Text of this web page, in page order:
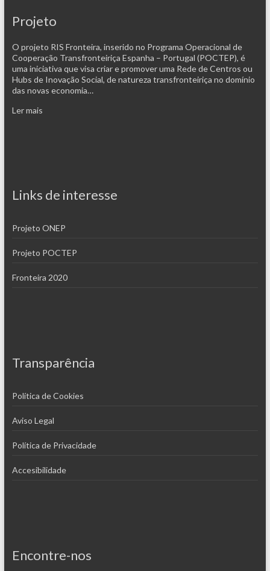
Projeto
O projeto RIS Fronteira, inserido no Programa Operacional de
Cooperação Transfronteiriça Espanha – Portugal (POCTEP), é
uma iniciativa que visa criar e promover uma Rede de Centros ou
Hubs de Inovação Social, de natureza transfronteiriça no domínio
das novas economia…
Ler mais
Links de interesse
Projeto ONEP
Projeto POCTEP
Fronteira 2020
Transparência
Política de Cookies
Aviso Legal
Política de Privacidade
Accesibilidade
Encontre-nos